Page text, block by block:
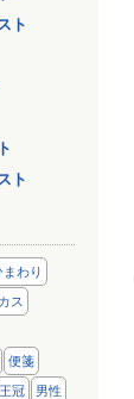
ト
ト
まわり
ス
便箋
王冠 男性